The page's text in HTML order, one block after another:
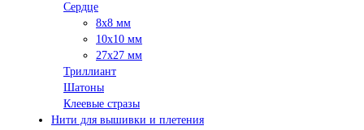
Сердце
8х8 мм
10х10 мм
27х27 мм
Триллиант
Шатоны
Клеевые стразы
Нити для вышивки и плетения